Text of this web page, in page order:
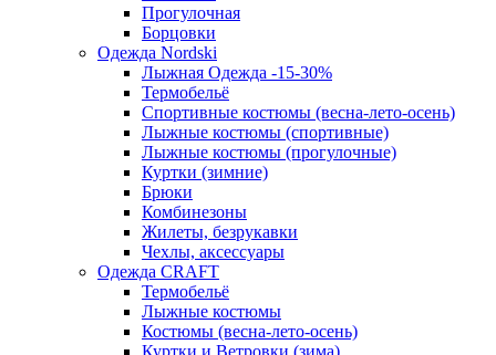
Прогулочная
Борцовки
Одежда Nordski
Лыжная Одежда -15-30%
Термобельё
Спортивные костюмы (весна-лето-осень)
Лыжные костюмы (спортивные)
Лыжные костюмы (прогулочные)
Куртки (зимние)
Брюки
Комбинезоны
Жилеты, безрукавки
Чехлы, аксессуары
Одежда CRAFT
Термобельё
Лыжные костюмы
Костюмы (весна-лето-осень)
Куртки и Ветровки (зима)